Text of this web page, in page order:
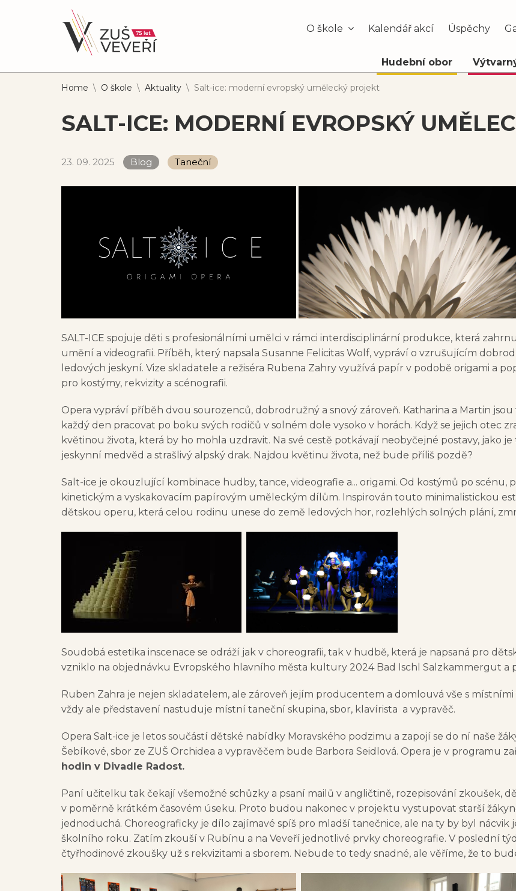
O škole Kalendář akcí Úspěchy
Hudební obor
Home \ O škole \ Aktuality \ Salt-ice: moderní evropský umělecký projekt
SALT-ICE: MODERNÍ EVROPSKÝ
23. 09. 2025 Blog Taneční
SALT-ICE spojuje děti s profesionálními umělci v rámci interdisciplinární produkce, která
umění a videografii. Příběh, který napsala Susanne Felicitas Wolf, vypráví o vzrušujícím
ledových jeskyní. Vize skladatele a režiséra Rubena Zahry využívá papír v podobě origami a
pro kostýmy, rekvizity a scénografii.
Opera vypráví příběh dvou sourozenců, dobrodružný a snový zároveň. Katharina a Martin
každý den pracovat po boku svých rodičů v solném dole vysoko v horách. Když se jejich otec
květinou života, která by ho mohla uzdravit. Na své cestě potkávají neobyčejné postavy, jako
jeskynní medvěd a strašlivý alpský drak. Najdou květinu života, než bude příliš pozdě?
Salt-ice je okouzlující kombinace hudby, tance, videografie a... origami. Od kostýmů po
kinetickým a vyskakovacím papírovým uměleckým dílům. Inspirován touto minimalistickou
dětskou operu, která celou rodinu unese do země ledových hor, rozlehlých solných plání,
Soudobá estetika inscenace se odráží jak v choreografii, tak v hudbě, která je napsaná pro
vzniklo na objednávku Evropského hlavního města kultury 2024 Bad Ischl Salzkammergut a
Ruben Zahra je nejen skladatelem, ale zároveň jejím producentem a domlouvá vše s
vždy ale představení nastuduje místní taneční skupina, sbor, klavírista a vypravěč.
Opera Salt-ice je letos součástí dětské nabídky Moravského podzimu a zapojí se do ní naše
Šebíkové, sbor ze ZUŠ Orchidea a vypravěčem bude Barbora Seidlová. Opera je v programu
hodin v Divadle Radost.
Paní učitelku tak čekají všemožné schůzky a psaní mailů v angličtině, rozepisování zkoušek,
v poměrně krátkém časovém úseku. Proto budou nakonec v projektu vystupovat starší
jednoduchá. Choreograficky je dílo zajímavé spíš pro mladší tanečnice, ale na ty by byl
školního roku. Zatím zkouší v Rubínu a na Veveří jednotlivé prvky choreografie. V poslední
čtyřhodinové zkoušky už s rekvizitami a sborem. Nebude to tedy snadné, ale věříme, že to